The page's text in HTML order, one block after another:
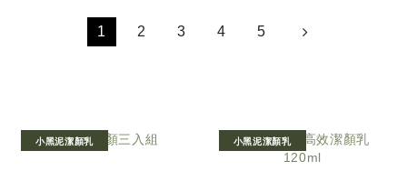
1 2 3 4 5
小黑泥潔顏乳 小黑泥潔顏乳